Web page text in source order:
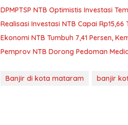
DPMPTSP NTB Optimistis Investasi
Realisasi Investasi NTB Capai
Ekonomi NTB Tumbuh 7,41 Persen,
Pemprov NTB Dorong Pedoman
Banjir di kota mataram banjir